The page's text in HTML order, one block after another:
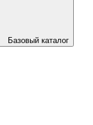
Базовый каталог